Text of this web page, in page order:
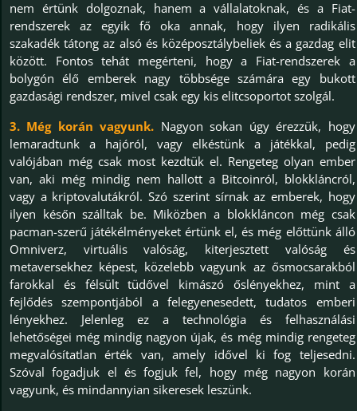
nem értünk dolgoznak, hanem a vállalatoknak, és a Fiat-
rendszerek az egyik fő oka annak, hogy ilyen radikális
szakadék tátong az alsó és középosztálybeliek és a gazdag elit
között. Fontos tehát megérteni, hogy a Fiat-rendszerek a
bolygón élő emberek nagy többsége számára egy bukott
gazdasági rendszer, mivel csak egy kis elitcsoportot szolgál.
3. Még korán vagyunk. Nagyon sokan úgy érezzük, hogy
lemaradtunk a hajóról, vagy elkéstünk a játékkal, pedig
valójában még csak most kezdtük el. Rengeteg olyan ember
van, aki még mindig nem hallott a Bitcoinról, blokkláncról,
vagy a kriptovalutákról. Szó szerint sírnak az emberek, hogy
ilyen későn szálltak be. Miközben a blokkláncon még csak
pacman-szerű játékélményeket értünk el, és még előttünk álló
Omniverz, virtuális valóság, kiterjesztett valóság és
metaversekhez képest, közelebb vagyunk az ősmocsarakból
farokkal és félsült tüdővel kimászó őslényekhez, mint a
fejlődés szempontjából a felegyenesedett, tudatos emberi
lényekhez. Jelenleg ez a technológia és felhasználási
lehetőségei még mindig nagyon újak, és még mindig rengeteg
megvalósítatlan érték van, amely idővel ki fog teljesedni.
Szóval fogadjuk el és fogjuk fel, hogy még nagyon korán
vagyunk, és mindannyian sikeresek leszünk.